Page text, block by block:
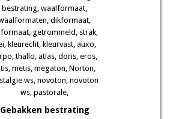
Gebakken bestrating